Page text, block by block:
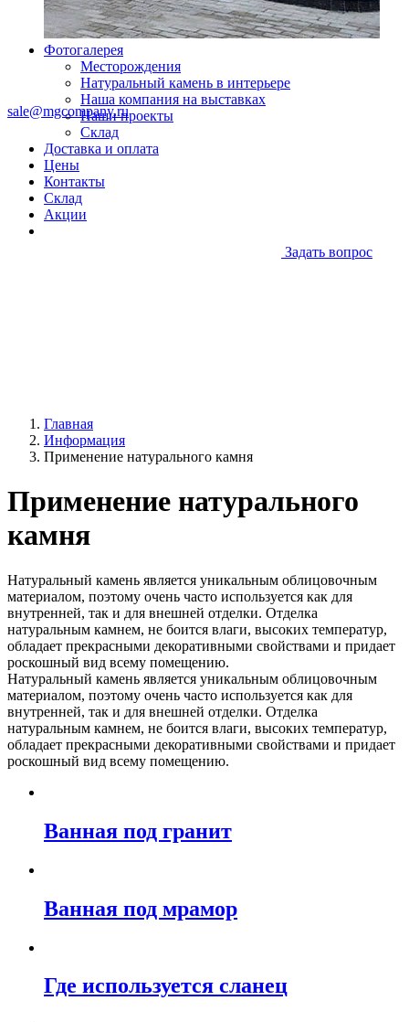
Фотогалерея
Месторождения
Натуральный камень в интерьере
Наша компания на выставках
Наши проекты
Склад
Доставка и оплата
Цены
Контакты
Склад
Акции
sale@mgcompany.ru
Задать вопрос
Главная
Информация
Применение натурального камня
Применение натурального
камня
Натуральный камень является уникальным облицовочным
материалом, поэтому очень часто используется как для
внутренней, так и для внешней отделки. Отделка
натуральным камнем, не боится влаги, высоких температур,
обладает прекрасными декоративными свойствами и придает
роскошный вид всему помещению.
Натуральный камень является уникальным облицовочным
материалом, поэтому очень часто используется как для
внутренней, так и для внешней отделки. Отделка
натуральным камнем, не боится влаги, высоких температур,
обладает прекрасными декоративными свойствами и придает
роскошный вид всему помещению.
Ванная под гранит
Ванная под мрамор
Где используется сланец